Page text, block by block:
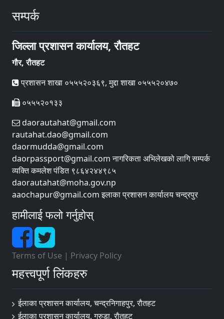
सम्पर्क
जिल्ला प्रशासन कार्यालय, रौतहट
गौर, रौतहट
प्रशासन शाखा ०५५५२०३६९, मुद्दा शाखा ०५५५२०४७०
०५५५२०१३३
daorautahat@gmail.com
rautahat.dao@gmail.com
daormudda@gmail.com
daorpassport@gmail.com नागरिकता अभिलेखको लागि सम्पर्क
व्यक्ति कमलेश पंडित ९८६४२४४९८५
daorautahat@moha.gov.np
aaochapur@gmail.com इलाका प्रशासन कार्यालय चन्द्रपुर
हामीलाई फलो गर्नुहोस्
Terms of Use | Privacy Policy
महत्त्वपूर्ण लिंकहरु
ईलाका प्रशासन कार्यालय, चन्द्रनिगाहपुर, रौतहट
ईलाका प्रशासन कार्यालय, गरुडा, रौतहट